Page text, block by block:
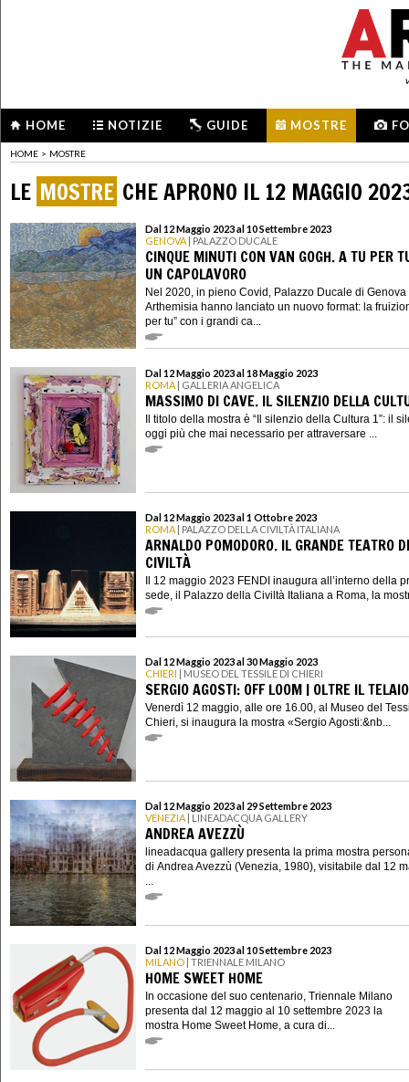
HOME NOTIZIE GUIDE MOSTRE
HOME > MOSTRE
LE MOSTRE CHE APRONO IL 12 MAGGIO
Dal 12 Maggio 2023 al 10 Settembre 2023
GENOVA | PALAZZO DUCALE
CINQUE MINUTI CON VAN GOGH. A TU PER
UN CAPOLAVORO
Nel 2020, in pieno Covid, Palazzo Ducale di Genova
Arthemisia hanno lanciato un nuovo format: la
per tu” con i grandi ca...
Dal 12 Maggio 2023 al 18 Maggio 2023
ROMA | GALLERIA ANGELICA
MASSIMO DI CAVE. IL SILENZIO DELLA
Il titolo della mostra è “Il silenzio della Cultura 1”: il
oggi più che mai necessario per attraversare ...
Dal 12 Maggio 2023 al 1 Ottobre 2023
ROMA | PALAZZO DELLA CIVILTÀ ITALIANA
ARNALDO POMODORO. IL GRANDE TEATRO
CIVILTÀ
Il 12 maggio 2023 FENDI inaugura all’interno della
sede, il Palazzo della Civiltà Italiana a Roma, la
Dal 12 Maggio 2023 al 30 Maggio 2023
CHIERI | MUSEO DEL TESSILE DI CHIERI
SERGIO AGOSTI: OFF LOOM | OLTRE IL TELAIO
Venerdì 12 maggio, alle ore 16.00, al Museo del
Chieri, si inaugura la mostra «Sergio Agosti:&nb...
Dal 12 Maggio 2023 al 29 Settembre 2023
VENEZIA | LINEADACQUA GALLERY
ANDREA AVEZZÙ
lineadacqua gallery presenta la prima mostra
di Andrea Avezzù (Venezia, 1980), visitabile dal 12
Dal 12 Maggio 2023 al 10 Settembre 2023
MILANO | TRIENNALE MILANO
HOME SWEET HOME
In occasione del suo centenario, Triennale Milano
presenta dal 12 maggio al 10 settembre 2023 la
mostra Home Sweet Home, a cura di...